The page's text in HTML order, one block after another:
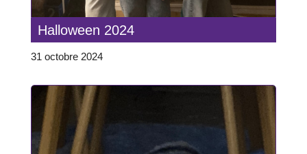
Halloween 2024
31 octobre 2024